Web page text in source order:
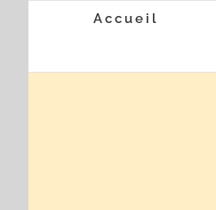
Accueil